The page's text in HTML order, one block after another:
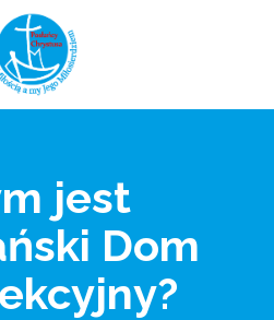
jest
Dom